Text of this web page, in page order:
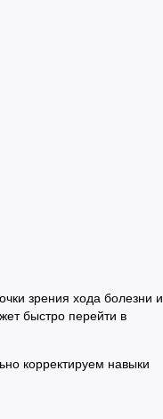
зрения хода болезни и
быстро перейти в
корректируем навыки